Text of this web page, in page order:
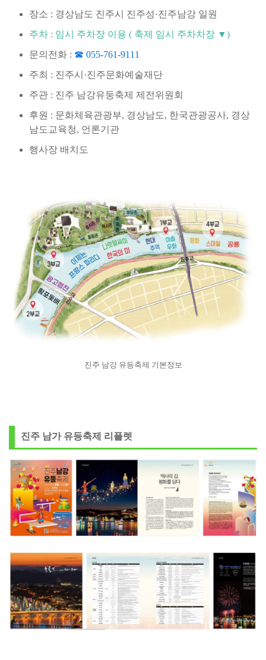
장소 : 경상남도 진주시 진주성·진주남강 일원
주차 : 임시 주차장 이용 ( 축제 임시 주차차장 ▼)
문의전화 : ☎ 055-761-9111
주최 : 진주시·진주문화예술재단
주관 : 진주 남강유둥축제 제전위원회
후원 : 문화체육관광부, 경상남도, 한국관광공사, 경상
남도교육청, 언론기관
행사장 배치도
진주 남강 유등축제 기본정보
진주 남가 유등축제 리플렛